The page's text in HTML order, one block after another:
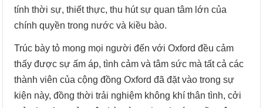
tính thời sự, thiết thực, thu hút sự quan tâm lớn của
chính quyền trong nước và kiều bào.
Trúc bày tỏ mong mọi người đến với Oxford đều cảm
thấy được sự ấm áp, tình cảm và tâm sức mà tất cả các
thành viên của cộng đồng Oxford đã đặt vào trong sự
kiện này, đồng thời trải nghiệm không khí thân tình, cởi